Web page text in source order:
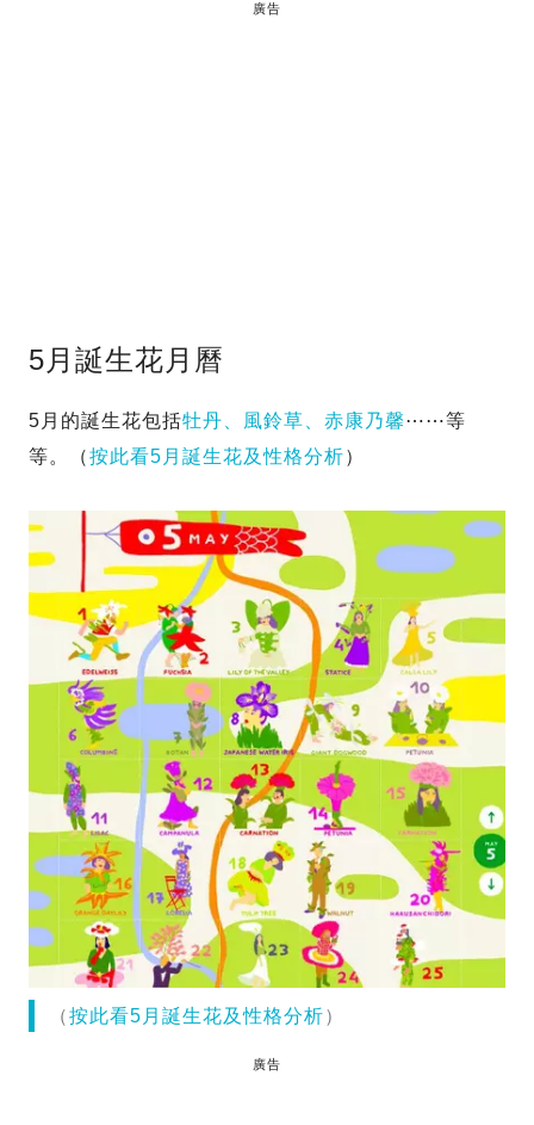
廣告
5月誕生花月曆
5月的誕生花包括牡丹、風鈴草、赤康乃馨⋯⋯等
等。（按此看5月誕生花及性格分析）
（按此看5月誕生花及性格分析）
廣告